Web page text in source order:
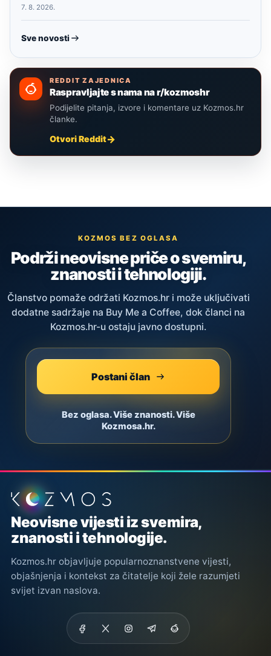
7. 8. 2026.
Sve novosti
REDDIT ZAJEDNICA
Raspravljajte s nama na r/kozmoshr
Podijelite pitanja, izvore i komentare uz Kozmos.hr
članke.
Otvori Reddit
KOZMOS BEZ OGLASA
Podrži neovisne priče o svemiru,
znanosti i tehnologiji.
Članstvo pomaže održati Kozmos.hr i može uključivati
dodatne sadržaje na Buy Me a Coffee, dok članci na
Kozmos.hr-u ostaju javno dostupni.
Postani član
Bez oglasa. Više znanosti. Više
Kozmosa.hr.
Podnožje stranice
Neovisne vijesti iz svemira,
znanosti i tehnologije.
Kozmos.hr objavljuje popularnoznanstvene vijesti,
objašnjenja i kontekst za čitatelje koji žele razumjeti
svijet izvan naslova.